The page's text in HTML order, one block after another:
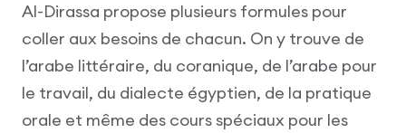
Al-Dirassa propose plusieurs formules pour
coller aux besoins de chacun. On y trouve de
l’arabe littéraire, du coranique, de l’arabe pour
le travail, du dialecte égyptien, de la pratique
orale et même des cours spéciaux pour les